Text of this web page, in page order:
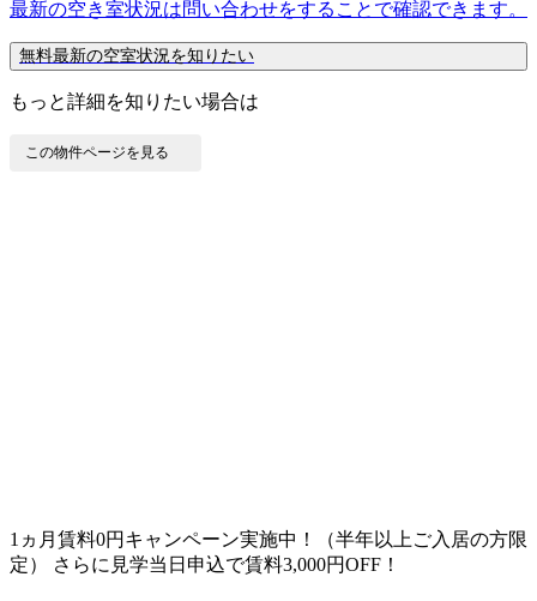
最新の空き室状況は問い合わせをすることで確認できます。
無料最新の空室状況を知りたい
もっと詳細を知りたい場合は
この物件ページを見る
1ヵ月賃料0円キャンペーン実施中！（半年以上ご入居の方限
定） さらに見学当日申込で賃料3,000円OFF！